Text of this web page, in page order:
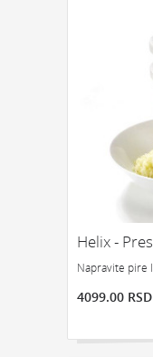
Helix -
Napravite pire
4099.00 RSD